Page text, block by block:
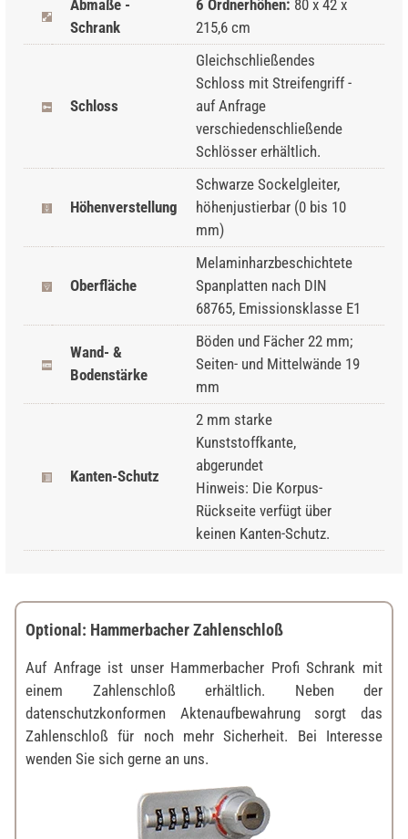
Abmaße -
Schrank
6 Ordnerhöhen: 80 x 42 x
215,6 cm
Schloss
Gleichschließendes
Schloss mit Streifengriff -
auf Anfrage
verschiedenschließende
Schlösser erhältlich.
Höhenverstellung
Schwarze Sockelgleiter,
höhenjustierbar (0 bis 10
mm)
Oberfläche
Melaminharzbeschichtete
Spanplatten nach DIN
68765, Emissionsklasse E1
Wand- &
Bodenstärke
Böden und Fächer 22 mm;
Seiten- und Mittelwände 19
mm
Kanten-Schutz
2 mm starke
Kunststoffkante,
abgerundet
Hinweis: Die Korpus-
Rückseite verfügt über
keinen Kanten-Schutz.
Optional: Hammerbacher Zahlenschloß
Auf Anfrage ist unser Hammerbacher Profi Schrank mit
einem Zahlenschloß erhältlich. Neben der
datenschutzkonformen Aktenaufbewahrung sorgt das
Zahlenschloß für noch mehr Sicherheit. Bei Interesse
wenden Sie sich gerne an uns.